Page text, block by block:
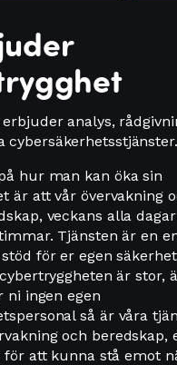
analys,
cybersäkerhetsstjänster.
hur man kan öka sin
är att vår övervakning
veckans alla
Tjänsten är en
för er egen
är stor,
ni ingen egen
så är våra
och beredskap,
att kunna stå emot